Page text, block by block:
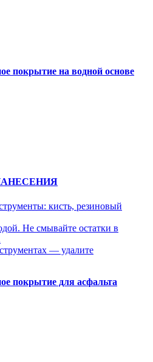
покрытие на водной основе
кисть, резиновый
Не смывайте остатки в
— удалите
покрытие для асфальта